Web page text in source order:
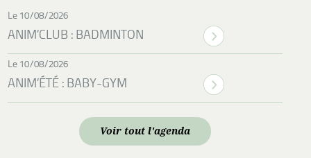
Le 10/08/2026
ANIM’CLUB : BADMINTON
Le 10/08/2026
ANIM’ÉTÉ : BABY-GYM
Voir tout l'agenda